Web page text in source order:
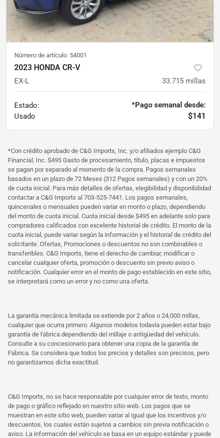
Número de artículo: 54001
2023 HONDA CR-V
EX-L 33.715 millas
Estado:
Usado
*Pago semanal desde:
$141
*Con crédito aprobado de C&G Imports, Inc. y/o afiliados ejemplo C&G
Financial, Inc. $495 Gasto de procesamiento, título, placas e impuestos
se pagan por separado al momento de la compra. Pagos semanales
basados ​​en un plazo de 72 Meses (312 Pagos semanales) y con un 20%
de cuota inicial. Para más detalles de ofertas, elegibilidad y disponibilidad
contactar a C&G Imports al 703-525-7441. Los pagos semanales,
quincenales o mensuales pueden variar en monto o plazo, dependiendo
del monto de cuota inicial. Cuota inicial desde $495 en adelante solo para
compradores calificados con excelente historial de crédito. El monto de la
cuota inicial, puede variar según la información y el historial de crédito del
solicitante. Ofertas, Promociones o descuentos no son combinables o
transferibles. C&G Imports, tiene el derecho de cambiar, modificar o
cancelar cualquier oferta, promoción o descuento sin previo aviso o
notificación. Cualquier error en el monto de pago establecido en este sitio,
se interpretará como un error y no como una oferta.
La garantía mecánica limitada se extiende por 2 años o 24,000 millas,
cualquier que ocurra primero. Algunos modelos todavía pueden estar bajo
garantía de fábrica dependiendo del millaje o antigüedad del vehículo.
Consulte a su concesionario para obtener una copia de la garantía de
Fabrica. Se considera que todos los precios y detalles son precisos, pero
no garantizamos dicha exactitud.
C&G Imports, no se hace responsable por cualquier error de texto, monto
de pago o gráfico reflejado en nuestro sitio web. Los pagos que se
muestran en este sitio web, pueden variar al igual que los incentivos y/o
descuentos, los cuales están sujetos a cambios sin previa notificación o
aviso. La información del vehículo se basa en un equipo estándar y puede